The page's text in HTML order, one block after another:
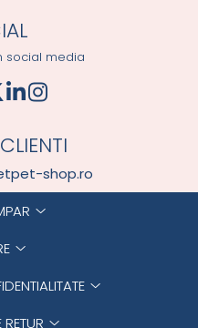
social media
shop.ro